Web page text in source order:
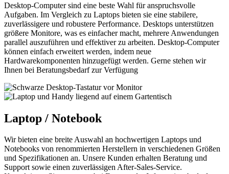
Desktop-Computer sind eine beste Wahl für anspruchsvolle
Aufgaben. Im Vergleich zu Laptops bieten sie eine stabilere,
zuverlässigere und robustere Performance. Desktops unterstützen
größere Monitore, was es einfacher macht, mehrere Anwendungen
parallel auszuführen und effektiver zu arbeiten. Desktop-Computer
können einfach erweitert werden, indem neue
Hardwarekomponenten hinzugefügt werden. Gerne stehen wir
Ihnen bei Beratungsbedarf zur Verfügung
Laptop / Notebook
Wir bieten eine breite Auswahl an hochwertigen Laptops und
Notebooks von renommierten Herstellern in verschiedenen Größen
und Spezifikationen an. Unsere Kunden erhalten Beratung und
Support sowie einen zuverlässigen After-Sales-Service.